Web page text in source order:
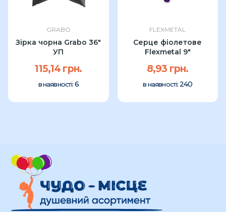
GRABO
Зірка чорна Grabo 36"
УП
115,14 грн.
в наявності: 6
FLEXMETAL
Серце фіолетове
Flexmetal 9"
8,93 грн.
в наявності: 240